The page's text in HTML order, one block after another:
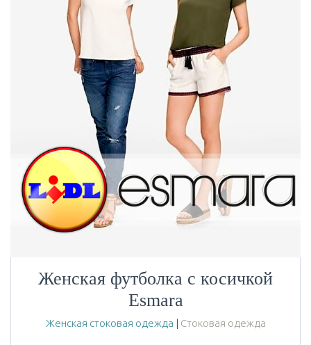
Женская футболка с косичкой
Esmara
Женская стоковая одежда | Стоковая одежда